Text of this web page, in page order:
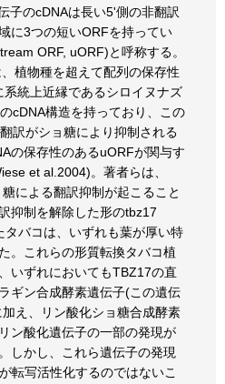
子のcDNAは長い5'側の非翻訳
に3つの短いORFを持ってい
ORF, uORF)と呼称する。
植物種を超えて配列の保存性
統上近縁であるシロイヌナズ
cDNA構造を持っており、この
訳がショ糖により抑制される
の保存性のあるuORFが関与す
et al.2004)。著者らは、
による翻訳抑制が起こること
抑制を解除した形のtbz17
バコは、いずれも葉が厚い特
。これらの形質転換タバコ植
いずれにおいてもTBZ17の直
ギン合成酵素遺伝子(この遺伝
え、リン酸化ショ糖合成酵素
ン酸化遺伝子の一部の発現が
しかし、これら遺伝子の発現
転写活性化するのではないこ